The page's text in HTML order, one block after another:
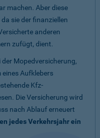
machen. Aber diese
sie der finanziellen
anderen
zufügt, dient.
der Mopedversicherung,
Aufklebers
Kfz-
Die Versicherung wird
nach Ablauf erneuert
jedes Verkehrsjahr ein